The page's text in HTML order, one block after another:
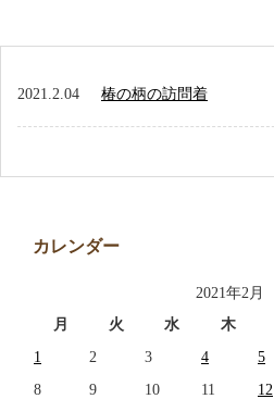
オンラインショップ
2021.2.04 椿の柄の訪問着
カレンダー
2021年2月
月
火 水 木
1
2 3 4 5
8
9 10 11 12